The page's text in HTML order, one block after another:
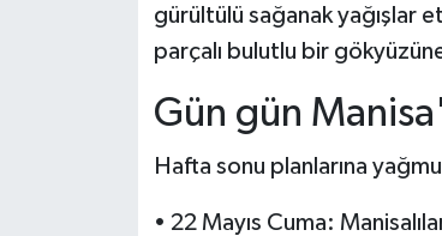
gürültülü sağanak yağışlar
parçalı bulutlu bir
Gün gün
Hafta sonu planlarına
• 22 Mayıs Cuma: